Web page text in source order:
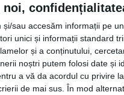
noi,
și/sau accesăm informații pe
unici și informații standard
și a conținutului,
noștri putem folosi date și
a vă da acordul cu privire
de mai sus. În mod
de stocare a energiei
ale acestui proces.
instalațiilor de
instalată și 1.630